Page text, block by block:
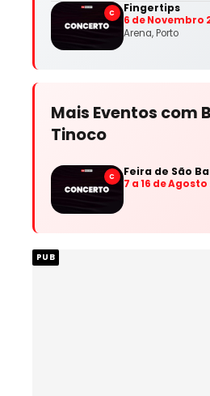
C Fingertips
6 de Novembro
Arena, Porto
Mais Eventos com
Tinoco
C Feira de São
7 a 16 de Agosto
PUB